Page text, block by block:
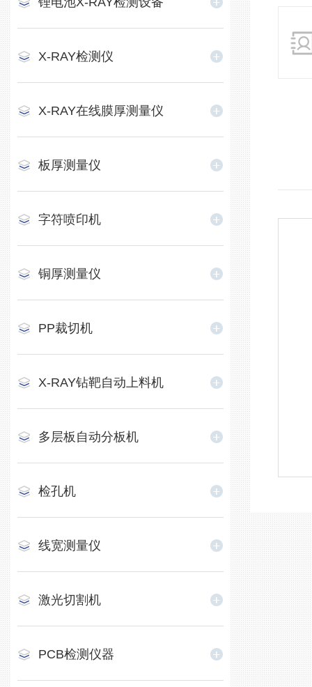
X-RAY检测仪
X-RAY在线膜厚测量仪
板厚测量仪
字符喷印机
铜厚测量仪
PP裁切机
X-RAY钻靶自动上料机
多层板自动分板机
检孔机
线宽测量仪
激光切割机
PCB检测仪器